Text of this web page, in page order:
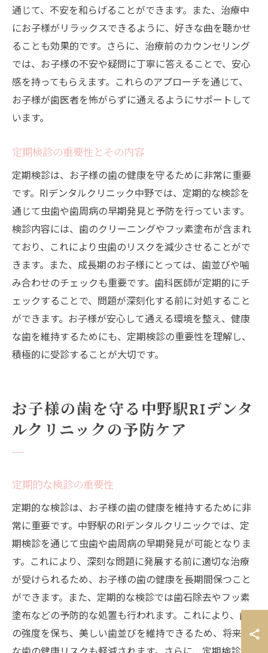
通じて、不安を和らげることができます。また、治療中
にお子様がリラックスできるように、好きな曲を聴かせ
ることも効果的です。さらに、治療前のカウンセリング
では、お子様の不安や疑問に丁寧に答えることで、安心
感を持ってもらえます。これらのアプローチを通じて、
お子様が歯医者を怖がらずに通えるようにサポートして
います。
定期検診の重要性とその内容
定期検診は、お子様の歯の健康を守るために非常に重要
です。RIデンタルクリニック中野では、定期的な検診を
通じて虫歯や歯周病の早期発見と予防を行っています。
検診内容には、歯のクリーニングやフッ素塗布が含まれ
ており、これにより虫歯のリスクを減少させることがで
きます。また、成長期のお子様にとっては、歯並びや噛
み合わせのチェックも重要です。歯科医師が定期的にチ
ェックすることで、問題が深刻化する前に対処すること
ができます。お子様が安心して通える環境を整え、健康
な歯を維持するためにも、定期検診の重要性を理解し、
積極的に受診することが大切です。
お子様の歯を守る中野駅RIデンタ
ルクリニックの予防ケア
定期的な検診の重要性
定期的な検診は、お子様の歯の健康を維持するために非
常に重要です。中野駅のRIデンタルクリニックでは、定
期検診を通じて虫歯や歯周病の早期発見が可能となりま
す。これにより、深刻な問題に発展する前に適切な治療
が受けられるため、お子様の歯の健康を長期間保つこと
ができます。また、定期的な検診では歯石除去やフッ素
塗布などの予防的な処置も行われます。これにより、歯
の強度を保ち、美しい歯並びを維持できるため、将来的